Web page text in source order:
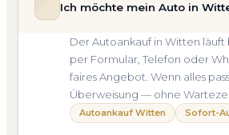
Ich möchte mein Auto in
Der Autoankauf in Witten
per Formular, Telefon oder
faires Angebot. Wenn alles
Überweisung — ohne
Autoankauf Witten Sofort-